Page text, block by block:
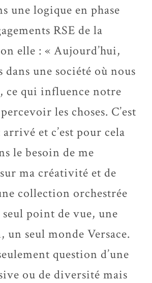
une logique en phase
RSE de la
elle : « Aujourd’hui,
une société où nous
ce qui influence notre
les choses. C’est
arrivé et c’est pour cela
le besoin de me
ma créativité et de
collection orchestrée
seul point de vue, une
un seul monde Versace.
question d’une
ou de diversité mais